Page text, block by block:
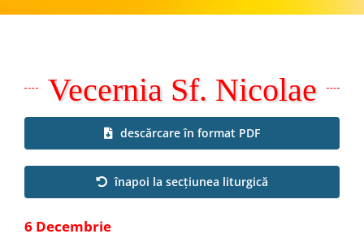
Organizare
Vecernia Sf. Nicolae
descărcare în format PDF
înapoi la secțiunea liturgică
6 Decembrie